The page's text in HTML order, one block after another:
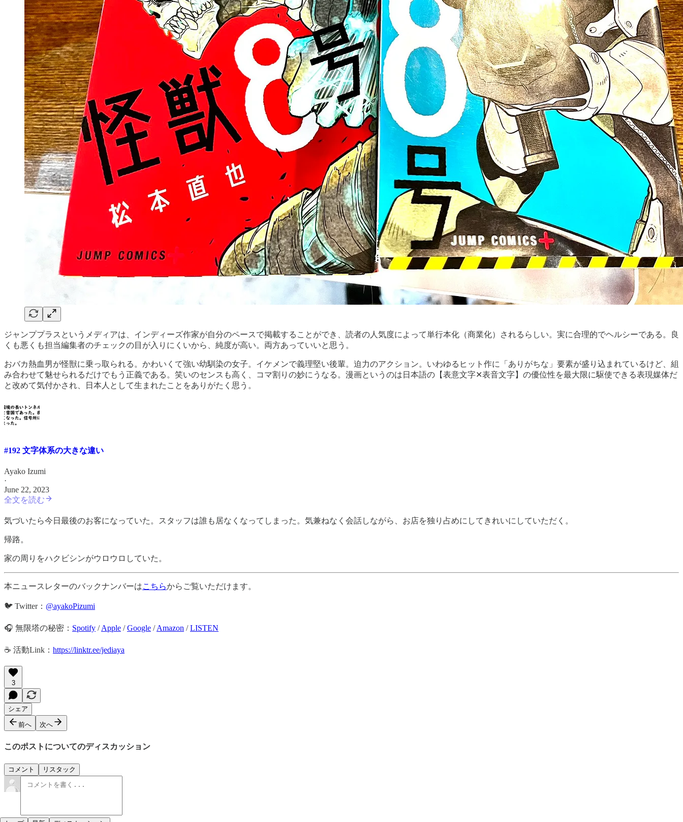
ジャンププラスというメディアは、インディーズ作家が自分のペースで掲載することができ、読者の人気度によって単行本化（商業化）されるらしい。実に合理的でヘルシーである。良
くも悪くも担当編集者のチェックの目が入りにくいから、純度が高い。両方あっていいと思う。
おバカ熱血男が怪獣に乗っ取られる。かわいくて強い幼馴染の女子。イケメンで義理堅い後輩。迫力のアクション。いわゆるヒット作に「ありがちな」要素が盛り込まれているけど、組
み合わせて魅せられるだけでもう正義である。笑いのセンスも高く、コマ割りの妙にうなる。漫画というのは日本語の【表意文字✕表音文字】の優位性を最大限に駆使できる表現媒体だ
と改めて気付かされ、日本人として生まれたことをありがたく思う。
#192 文字体系の大きな違い
Ayako Izumi
·
June 22, 2023
全文を読む
気づいたら今日最後のお客になっていた。スタッフは誰も居なくなってしまった。気兼ねなく会話しながら、お店を独り占めにしてきれいにしていただく。
帰路。
家の周りをハクビシンがウロウロしていた。
本ニュースレターのバックナンバーはこちらからご覧いただけます。
🐦 Twitter： @ayakoPizumi
🎧 無限塔の秘密： Spotify /Apple /Google /Amazon /LISTEN
☕️ 活動Link： https://linktr.ee/jediaya
3
シェア
前へ 次へ
このポストについてのディスカッション
コメント リスタック